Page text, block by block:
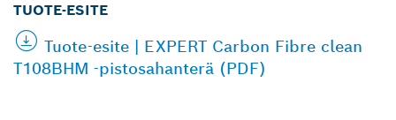
TUOTE-ESITE
Tuote-esite | EXPERT Carbon Fibre clean
T108BHM ‑pistosahanterä (PDF)